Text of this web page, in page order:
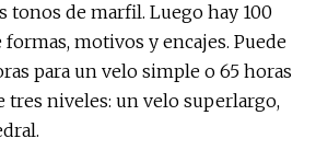
de marfil. Luego hay 100
motivos y encajes. Puede
para un velo simple o 65 horas
tres niveles: un velo superlargo,